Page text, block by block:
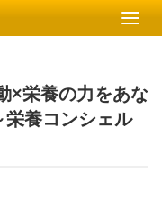
×栄養の力をあな
栄養コンシェル